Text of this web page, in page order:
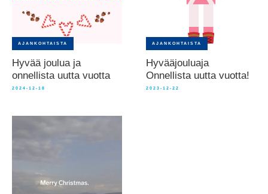
AJANKOHTAISTA
Hyvää joulua ja
onnellista uutta vuotta
2024-12-18
AJANKOHTAISTA
Hyvääjouluaja
Onnellista uutta vuotta!
2023-12-22